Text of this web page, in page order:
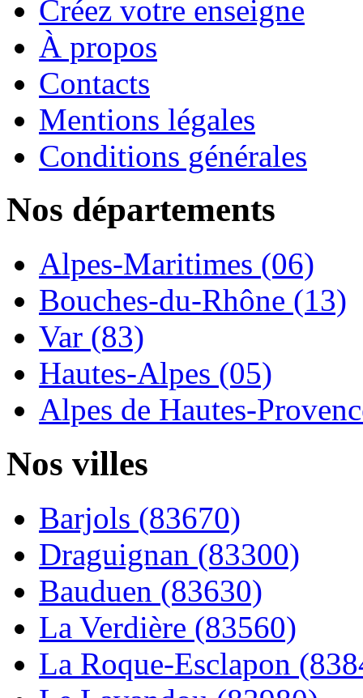
Créez votre enseigne
À propos
Contacts
Mentions légales
Conditions générales
Nos départements
Alpes-Maritimes (06)
Bouches-du-Rhône (13)
Var (83)
Hautes-Alpes (05)
Alpes de Hautes-
Nos villes
Barjols (83670)
Draguignan (83300)
Bauduen (83630)
La Verdière (83560)
La Roque-Esclapon